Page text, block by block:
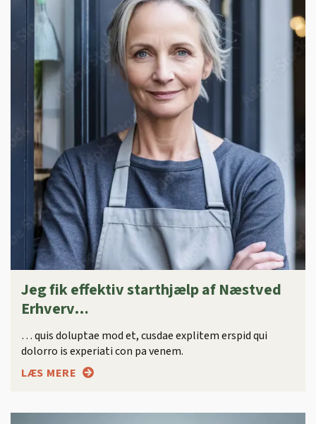
Jeg fik effektiv starthjælp af Næstved
Erhverv…
… quis doluptae mod et, cusdae explitem erspid qui
dolorro is experiati con pa venem.
LÆS MERE